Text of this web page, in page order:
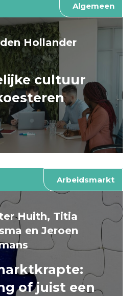
Algemeen
Hollander
cultuur
Arbeidsmarkt
Huith, Titia
en Jeroen
of juist een